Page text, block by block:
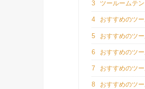
3 ツールームテ
4 おすすめのツ
5 おすすめのツ
6 おすすめのツ
7 おすすめのツ
8 おすすめのツ